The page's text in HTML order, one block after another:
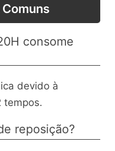
Comuns
consome
devido à
tempos.
reposição?